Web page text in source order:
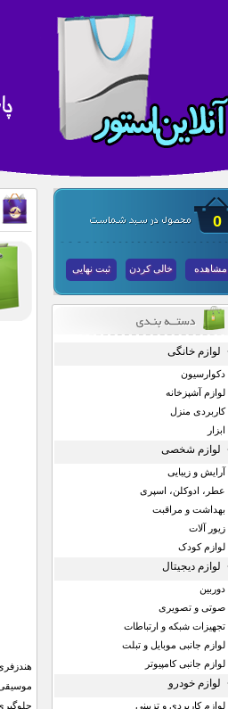
0
مشاهده خالی کردن ثبت نهایی
لوازم خانگی
دکوارسیون
لوازم آشپزخانه
کاربردی منزل
ابزار
لوازم شخصی
آرایش و زیبایی
عطر، ادوکلن، اسپری
بهداشت و مراقبت
زیور آلات
لوازم کودک
لوازم دیجیتال
دوربین
صوتی و تصویری
تجهیزات شبکه و ارتباطات
لوازم جانبی موبایل و تبلت
لوازم جانبی کامپیوتر
لوازم خودرو
لوازم کاربردی و تزیینی